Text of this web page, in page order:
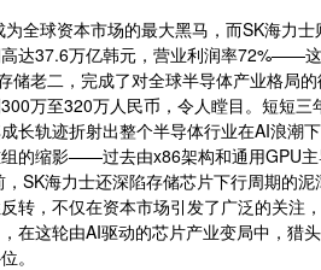
全球资本市场的最大黑马，而SK海力
达37.6万亿韩元，营业利润率72%——
储老二，完成了对全球半导体产业格局
万至320万人民币，令人瞠目。短短
长轨迹折射出整个半导体行业在AI浪潮
的缩影——过去由x86架构和通用GPU
SK海力士还深陷存储芯片下行周期的
转，不仅在资本市场引发了广泛的关注
在这轮由AI驱动的芯片产业变局中，猎
。